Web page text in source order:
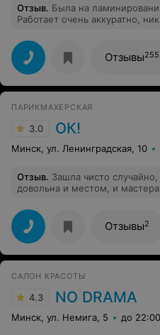
свободного времени нет. На
позвонили и не
намеком на то, что это моя
пожелать администраторам
внимательнее относиться к
Отзыв. Была на
Работает очень аккуратно,
процедуру сидя, как для
комфортно. Посмотрю как
Отзывы
ПАРИКМАХЕРСКАЯ
3.0 ОК!
Минск, ул. Ленинградская, 10
Отзыв. Зашла чисто
довольна и местом, и
внимательный мастер,
полностью доверилась и
ожидания! Очень советую
доверия и профессионализма!
Отзывы2
САЛОН КРАСОТЫ
4.3 NO DRAMA
Минск, ул. Немига, 5 до 22:00